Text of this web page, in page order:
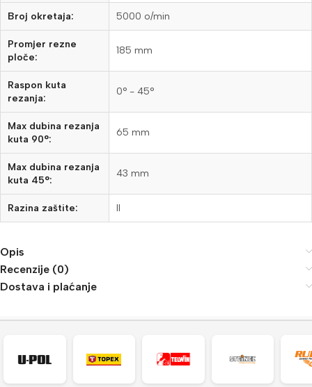
Broj okretaja: 5000 o/min
Promjer rezne
ploče:
185 mm
Raspon kuta
rezanja:
0° - 45°
Max dubina rezanja
kuta 90°:
65 mm
Max dubina rezanja
kuta 45°:
43 mm
Razina zaštite: II
Opis
Recenzije (0)
Dostava i plaćanje